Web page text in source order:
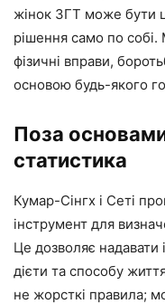
жінок ЗГТ може бути
рішення само по
фізичні вправи,
основою будь-якого
Поза
статистика
Кумар-Сінгх і Сеті
інструмент для
Це дозволяє надавати
дієти та способу
не жорсткі правила;